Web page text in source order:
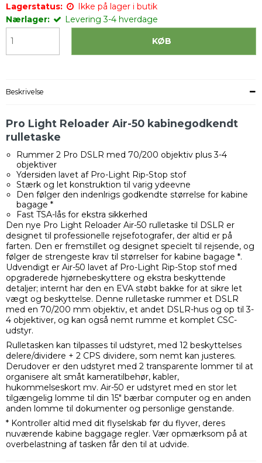
Lagerstatus:
Ikke på lager i butik
Nærlager:
Levering 3-4 hverdage
KØB
Beskrivelse
Pro Light Reloader Air-50 kabinegodkendt
rulletaske
Rummer 2 Pro DSLR med 70/200 objektiv plus 3-4
objektiver
Ydersiden lavet af Pro-Light Rip-Stop stof
Stærk og let konstruktion til varig ydeevne
Den følger den indenlrigs godkendte størrelse for kabine
bagage *
Fast TSA-lås for ekstra sikkerhed
Den nye Pro Light Reloader Air-50 rulletaske til DSLR er
designet til professionelle rejsefotografer, der altid er på
farten. Den er fremstillet og designet specielt til rejsende, og
følger de strengeste krav til størrelser for kabine bagage *.
Udvendigt er Air-50 lavet af Pro-Light Rip-Stop stof med
opgraderede hjørnebeskyttere og ekstra beskyttende
detaljer; internt har den en EVA støbt bakke for at sikre let
vægt og beskyttelse. Denne rulletaske rummer et DSLR
med en 70/200 mm objektiv, et andet DSLR-hus og op til 3-
4 objektiver, og kan også nemt rumme et komplet CSC-
udstyr.
Rulletasken kan tilpasses til udstyret, med 12 beskyttelses
delere/dividere + 2 CPS dividere, som nemt kan justeres.
Derudover er den udstyret med 2 transparente lommer til at
organisere alt småt kameratilbehør, kabler,
hukommelseskort mv. Air-50 er udstyret med en stor let
tilgængelig lomme til din 15" bærbar computer og en anden
anden lomme til dokumenter og personlige genstande.
* Kontroller altid med dit flyselskab før du flyver, deres
nuværende kabine baggage regler. Vær opmærksom på at
overbelastning af tasken får den til at udvide.